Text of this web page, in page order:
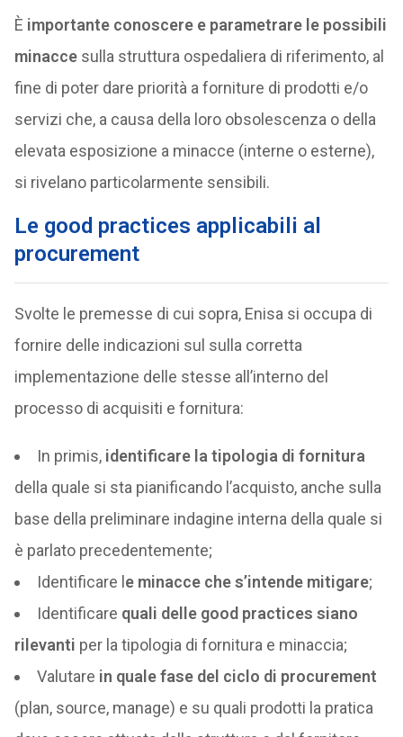
È importante conoscere e parametrare le possibili
minaccesulla struttura ospedaliera di riferimento, al
fine di poter dare priorità a forniture di prodotti e/o
servizi che, a causa della loro obsolescenza o della
elevata esposizione a minacce (interne o esterne),
si rivelano particolarmente sensibili.
Le good practices applicabili al
procurement
Svolte le premesse di cui sopra, Enisa si occupa di
fornire delle indicazioni sul sulla corretta
implementazione delle stesse all’interno del
processo di acquisiti e fornitura:
In primis,identificare la tipologia di fornitura
della quale si sta pianificando l’acquisto, anche sulla
base della preliminare indagine interna della quale si
è parlato precedentemente;
Identificare l e minacce che s’intende mitigare;
Identificare quali delle good practices siano
rilevanti per la tipologia di fornitura e minaccia;
Valutare in quale fase del ciclo di procurement
(plan, source, manage) e su quali prodotti la pratica